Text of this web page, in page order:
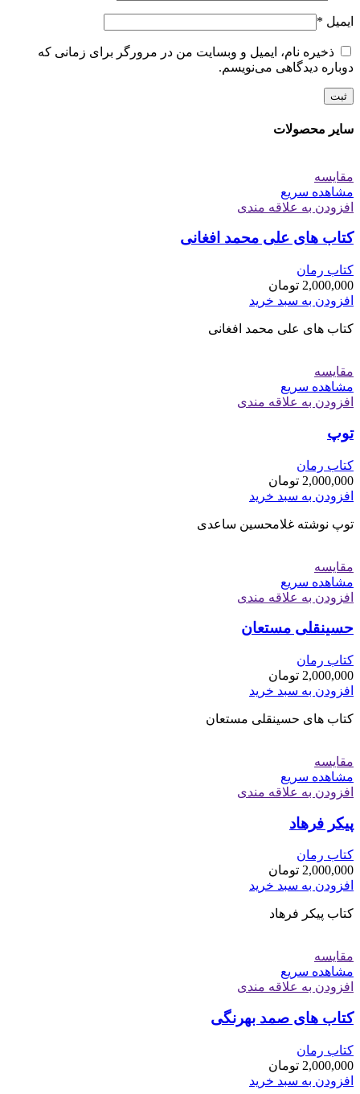
ایمیل *
ذخیره نام، ایمیل و وبسایت من در مرورگر برای زمانی که
دوباره دیدگاهی می‌نویسم.
سایر محصولات
مقایسه
مشاهده سریع
افزودن به علاقه مندی
کتاب های علی محمد افغانی
کتاب رمان
2,000,000 تومان
افزودن به سبد خرید
کتاب های علی محمد افغانی
مقایسه
مشاهده سریع
افزودن به علاقه مندی
توپ
کتاب رمان
2,000,000 تومان
افزودن به سبد خرید
توپ نوشته غلامحسین ساعدی
مقایسه
مشاهده سریع
افزودن به علاقه مندی
حسینقلی مستعان
کتاب رمان
2,000,000 تومان
افزودن به سبد خرید
کتاب های حسینقلی مستعان
مقایسه
مشاهده سریع
افزودن به علاقه مندی
پیکر فرهاد
کتاب رمان
2,000,000 تومان
افزودن به سبد خرید
کتاب پیکر فرهاد
مقایسه
مشاهده سریع
افزودن به علاقه مندی
کتاب های صمد بهرنگی
کتاب رمان
2,000,000 تومان
افزودن به سبد خرید